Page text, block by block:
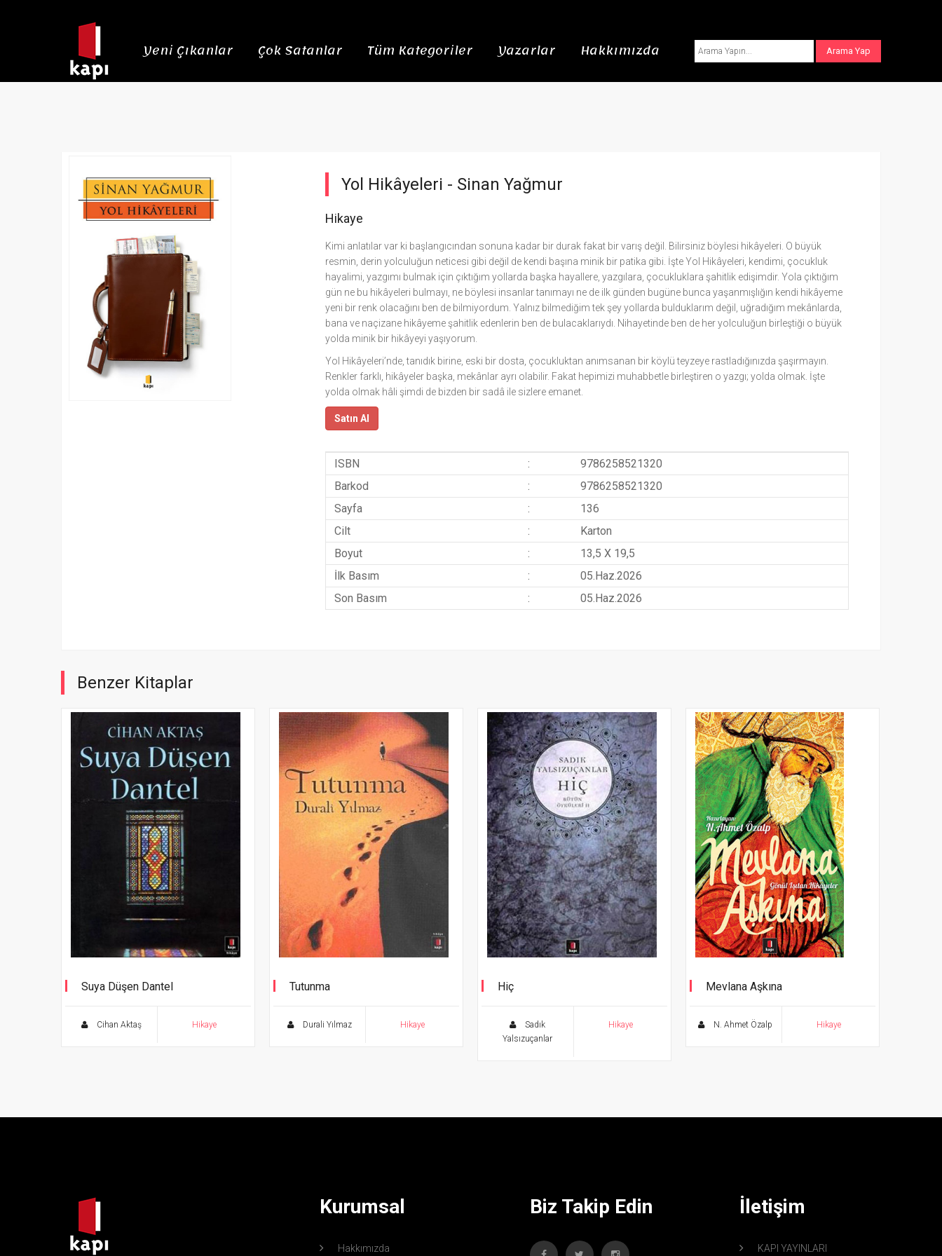
Yeni Çıkanlar Çok Satanlar Tüm Kategoriler Yazarlar Hakkımızda
Yol Hikâyeleri - Sinan Yağmur
Hikaye
Kimi anlatılar var ki başlangıcından sonuna kadar bir durak fakat bir varış değil. Bilirsiniz böylesi hikâyeleri. O büyük
resmin, derin yolculuğun neticesi gibi değil de kendi başına minik bir patika gibi. İşte Yol Hikâyeleri, kendimi, çocukluk
hayalimi, yazgımı bulmak için çıktığım yollarda başka hayallere, yazgılara, çocukluklara şahitlik edişimdir. Yola çıktığım
gün ne bu hikâyeleri bulmayı, ne böylesi insanlar tanımayı ne de ilk günden bugüne bunca yaşanmışlığın kendi hikâyeme
yeni bir renk olacağını ben de bilmiyordum. Yalnız bilmediğim tek şey yollarda bulduklarım değil, uğradığım mekânlarda,
bana ve naçizane hikâyeme şahitlik edenlerin ben de bulacaklarıydı. Nihayetinde ben de her yolculuğun birleştiği o büyük
yolda minik bir hikâyeyi yaşıyorum.
Yol Hikâyeleri’nde, tanıdık birine, eski bir dosta, çocukluktan anımsanan bir köylü teyzeye rastladığınızda şaşırmayın.
Renkler farklı, hikâyeler başka, mekânlar ayrı olabilir. Fakat hepimizi muhabbetle birleştiren o yazgı; yolda olmak. İşte
yolda olmak hâli şimdi de bizden bir sadâ ile sizlere emanet.
Satın Al
ISBN :
9786258521320
Barkod
:
9786258521320
Sayfa
:
136
Cilt
:
Karton
Boyut
:
13,5 X 19,5
İlk Basım
:
05.Haz.2026
Son Basım
: 05.Haz.2026
Benzer Kitaplar
Suya Düşen Dantel
Cihan Aktaş Hikaye
Tutunma
Durali Yılmaz Hikaye
Hiç
Sadık
Yalsızuçanlar
Hikaye
Mevlana Aşkına
N. Ahmet Özalp Hikaye
Kurumsal
Hakkımızda
Biz Takip Edin İletişim
KAPI YAYINLARI